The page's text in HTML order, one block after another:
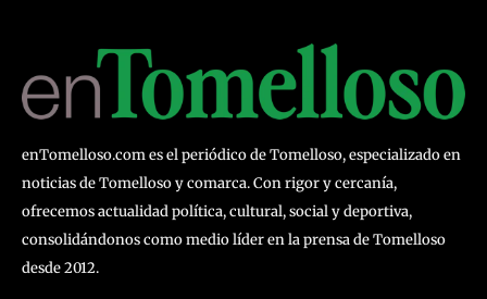
enTomelloso.com es el periódico de Tomelloso, especializado en
noticias de Tomelloso y comarca. Con rigor y cercanía,
ofrecemos actualidad política, cultural, social y deportiva,
consolidándonos como medio líder en la prensa de Tomelloso
desde 2012.